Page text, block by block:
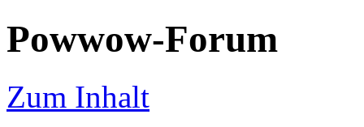
Powwow-Forum
Zum Inhalt